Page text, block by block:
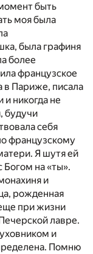
быть
моя была
была графиня
более
французское
в Париже, писала
никогда не
будучи
себя
французскому
Я шутя ей
Богом на «ты».
и
рожденная
при жизни
лавре.
и
Помню